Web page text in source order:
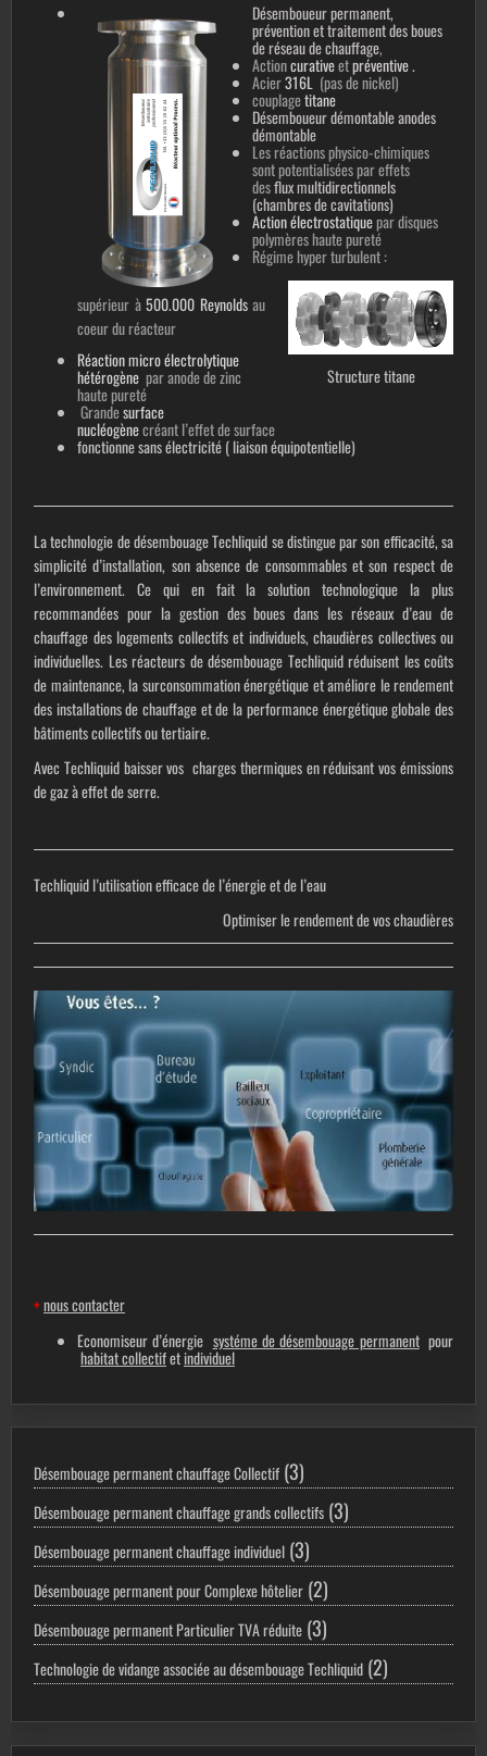
Désemboueur permanent,
prévention et traitement des boues
de réseau de chauffage,
Actioncurativeetpréventive.
Acier316L (pas de nickel)
couplagetitane
Désemboueur démontable anodes
démontable
Les réactionsphysico-chimiques
sont potentialisées par effets
desflux multidirectionnels
(chambres de cavitations)
Action électrostatiquepar disques
polymères haute pureté
Régime hyper turbulent :
Structure titane
supérieur à500.000 Reynoldsau
coeur du réacteur
Réactionmicro électrolytique
hétérogène par anode de zinc
haute pureté
Grandesurface
nucléogènecréant l’effet de surface
fonctionne sans électricité ( liaison équipotentielle)
La technologie de désembouage Techliquid se distingue par son efficacité, sa
simplicité d’installation, son absence de consommables et son respect de
l’environnement. Ce qui en fait la solution technologique la plus
recommandées pour la gestion des boues dans les réseaux d’eau de
chauffage des logements collectifs et individuels, chaudières collectives ou
individuelles. Les réacteurs de désembouage Techliquid réduisent les coûts
de maintenance, la surconsommation énergétique et améliore le rendement
des installations de chauffage et de la performance énergétique globale des
bâtiments collectifs ou tertiaire.
Avec Techliquid baisser vos charges thermiques en réduisant vos émissions
de gaz à effet de serre.
Techliquid l’utilisation efficace de l’énergie et de l’eau
Optimiser le rendement de vos chaudières
+nous contacter
Economiseur d’énergie systéme de désembouage permanentpour
habitat collectifetindividuel
Désembouage permanent chauffage Collectif 33
produits
Désembouage permanent chauffage grands collectifs 33
produits
Désembouage permanent chauffage individuel 33
produits
Désembouage permanent pour Complexe hôtelier 22
produits
Désembouage permanent Particulier TVA réduite 33
produits
Technologie de vidange associée au désembouage Techliquid 22
produits